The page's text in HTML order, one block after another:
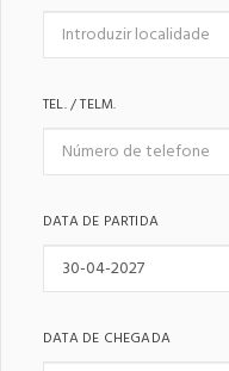
TEL. / TELM.
DATA DE PARTIDA
DATA DE CHEGADA